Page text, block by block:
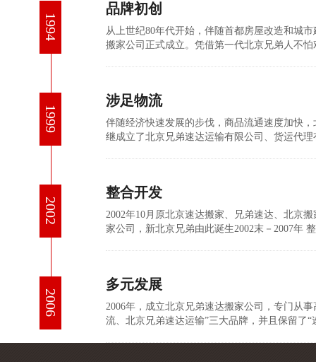
1994
品牌初创
从上世纪80年代开始，伴随首都房屋改造和城
搬家公司正式成立。凭借第一代北京兄弟人不
1999
涉足物流
伴随经济快速发展的步伐，商品流通速度加快
继成立了北京兄弟速达运输有限公司、货运代
2002
整合开发
2002年10月原北京速达搬家、兄弟速达、北京
家公司，新北京兄弟由此诞生2002末－2007年
2006
多元发展
2006年，成立北京兄弟速达搬家公司，专门从
流、北京兄弟速达运输”三大品牌，并且保留了